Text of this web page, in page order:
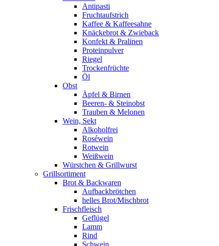
Antipasti
Fruchtaufstrich
Kaffee & Kaffeesahne
Knäckebrot & Zwieback
Konfekt & Pralinen
Proteinpulver
Riegel
Trockenfrüchte
Öl
Obst
Äpfel & Birnen
Beeren- & Steinobst
Trauben & Melonen
Wein, Sekt
Alkoholfrei
Roséwein
Rotwein
Weißwein
Würstchen & Grillwurst
Grillsortiment
Brot & Backwaren
Aufbackbrötchen
helles Brot/Mischbrot
Frischfleisch
Geflügel
Lamm
Rind
Schwein